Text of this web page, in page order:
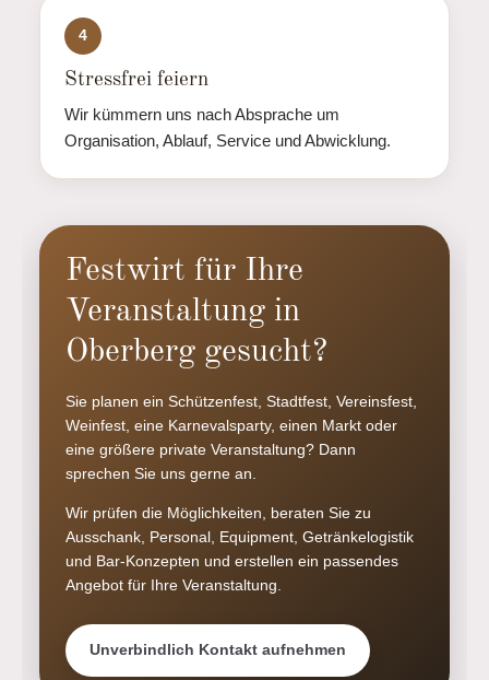
4
Stressfrei feiern
Wir kümmern uns nach Absprache um
Organisation, Ablauf, Service und Abwicklung.
Festwirt für Ihre
Veranstaltung in
Oberberg gesucht?
Sie planen ein Schützenfest, Stadtfest, Vereinsfest,
Weinfest, eine Karnevalsparty, einen Markt oder
eine größere private Veranstaltung? Dann
sprechen Sie uns gerne an.
Wir prüfen die Möglichkeiten, beraten Sie zu
Ausschank, Personal, Equipment, Getränkelogistik
und Bar-Konzepten und erstellen ein passendes
Angebot für Ihre Veranstaltung.
Unverbindlich Kontakt aufnehmen